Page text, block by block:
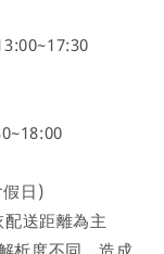
日)
送距離為主
析度不同，造成